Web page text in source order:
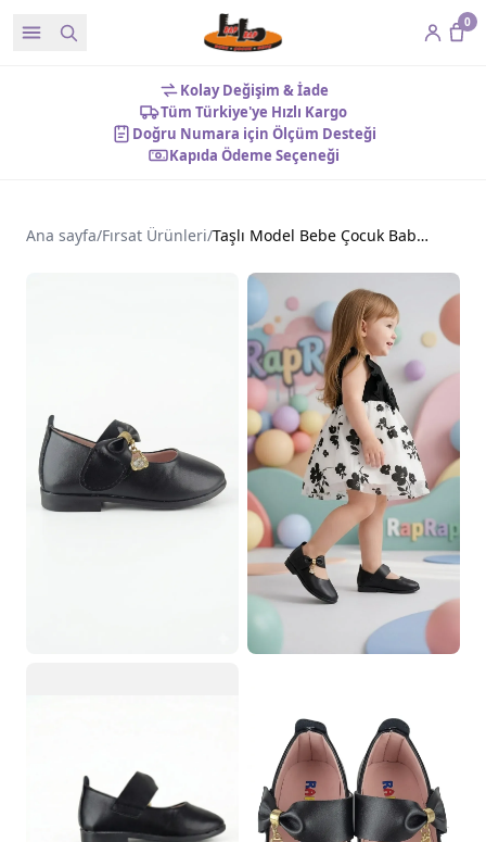
0
Kolay Değişim & İade
Tüm Türkiye'ye Hızlı Kargo
Doğru Numara için Ölçüm Desteği
Kapıda Ödeme Seçeneği
Ana sayfa/Fırsat Ürünleri/ Taşlı Model Bebe Çocuk Babet Ayakkabı Siyah